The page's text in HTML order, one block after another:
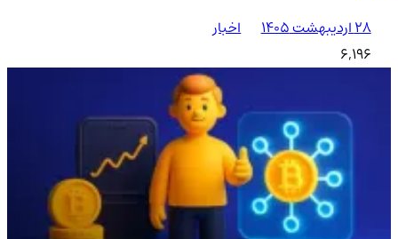
۲۸ اردیبهشت ۱۴۰۵
اخبار
6,196